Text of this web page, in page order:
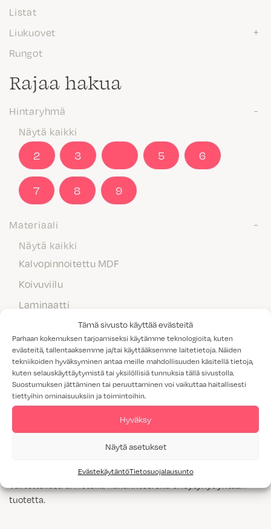
Tämä sivusto käyttää evästeitä
Parhaan kokemuksen tarjoamiseksi käytämme teknologioita, kuten
evästeitä, tallentaaksemme ja/tai käyttääksemme laitetietoja. Näiden
tekniikoiden hyväksyminen antaa meille mahdollisuuden käsitellä tietoja,
kuten selauskäyttäytymistä tai yksilöllisiä tunnuksia tällä sivustolla.
Suostumuksen jättäminen tai peruuttaminen voi vaikuttaa haitallisesti
tiettyihin ominaisuuksiin ja toimintoihin.
Hyväksy
Näytä asetukset
EvästekäytäntöTietosuojalausunto
Listat
Liukuovet
Rungot
Rajaa hakua
Hintaryhmä
Näytä kaikki
2 3 5 6
7 8 9
Materiaali
Näytä kaikki
Kalvopinnoitettu MDF
Koivuviilu
Laminaatti
Maalattu MDF
Massiivipuu
Melamiini
Tammiviilu
M1-luokitus
Valitettavasti annetuilla hakukriteereillä ei löytynyt yhtään
tuotetta.